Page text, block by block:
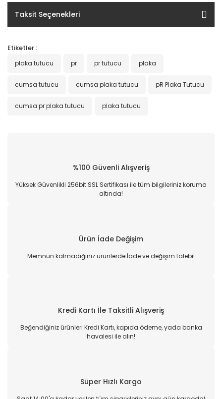
Taksit Seçenekleri
Etiketler :
plaka tutucu pr pr tutucu plaka
cumsa tutucu cumsa plaka tutucu pR Plaka Tutucu
cumsa pr plaka tutucu plaka tutucu
%100 Güvenli Alışveriş
Yüksek Güvenlikli 256bit SSL Sertifikası ile tüm bilgileriniz koruma
altında!
Ürün İade Değişim
Memnun kalmadığınız ürünlerde İade ve değişim talebi!
Kredi Kartı İle Taksitli Alışveriş
Beğendiğiniz ürünleri Kredi Kartı, kapıda ödeme, yada banka
havalesi ile alın!
Süper Hızlı Kargo